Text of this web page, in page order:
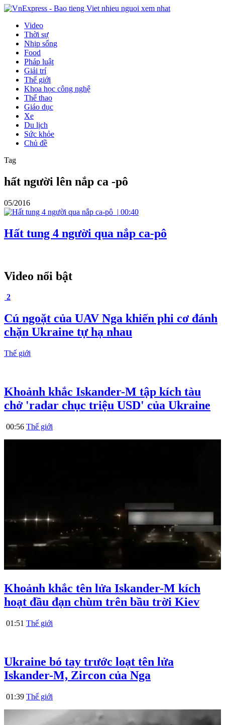
Video
Thời sự
Nhịp sống
Food
Pháp luật
Giải trí
Thế giới
Khoa học công nghệ
Thể thao
Giáo dục
Xe
Du lịch
Sức khỏe
Chủ đề
Tag
hất người lên nắp ca -pô
05/2016
| 00:40
Hất tung 4 người qua nắp ca-pô
Video nổi bật
2
Cú ngoặt của UAV Nga khiến phi cơ đánh
chặn Ukraine tự hạ nhau
Thế giới
Khoảnh khắc Iskander-M tập kích tàu
chở 'radar chục triệu USD' của Ukraine
00:56 Thế giới
Khoảnh khắc tên lửa Iskander-M kích
hoạt đầu đạn chùm trên bầu trời Kiev
01:51 Thế giới
Ukraine bó tay trước loạt tên lửa
Iskander-M, Zircon của Nga
01:39 Thế giới